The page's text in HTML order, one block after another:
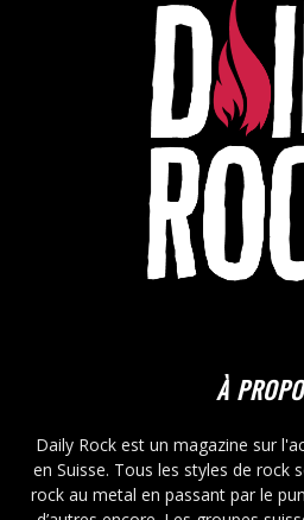
À
Daily Rock est un magazine sur
en Suisse. Tous les styles de rock
rock au metal en passant par le